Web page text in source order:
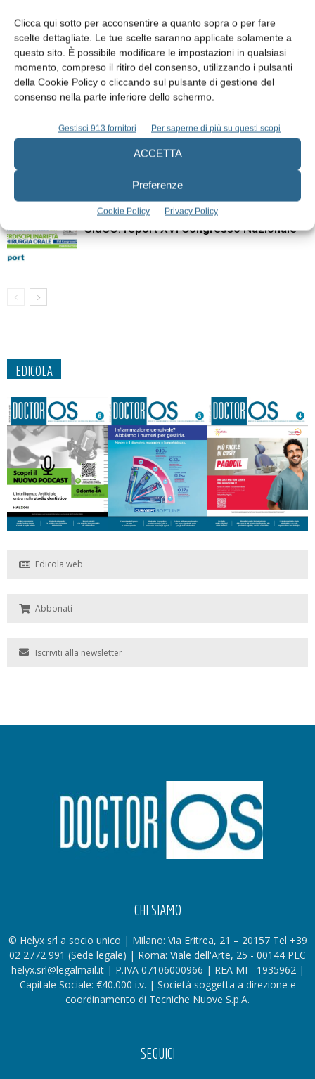
Clicca qui sotto per acconsentire a quanto sopra o per fare
scelte dettagliate. Le tue scelte saranno applicate solamente a
questo sito. È possibile modificare le impostazioni in qualsiasi
momento, compreso il ritiro del consenso, utilizzando i pulsanti
della Cookie Policy o cliccando sul pulsante di gestione del
consenso nella parte inferiore dello schermo.
Gestisci 913 fornitori Per saperne di più su questi scopi
ACCETTA
Preferenze
Cookie Policy Privacy Policy
ARTICOLI CORRELATI
ALTRI ARTICOLI DALLO STESSO AUTORE
Closed meeting SIdCO sulla gestione
mascellari
Si chiude il XV Meeting Mediterraneo
SidCO: report XVI Congresso Nazionale
EDICOLA
Edicola web
Abbonati
Iscriviti alla newsletter
CHI SIAMO
© Helyx srl a socio unico | Milano: Via Eritrea, 21 – 20157 Tel +39
02 2772 991 (Sede legale) | Roma: Viale dell'Arte, 25 - 00144 PEC
helyx.srl@legalmail.it | P.IVA 07106000966 | REA MI - 1935962 |
Capitale Sociale: €40.000 i.v. | Società soggetta a direzione e
coordinamento di Tecniche Nuove S.p.A.
SEGUICI